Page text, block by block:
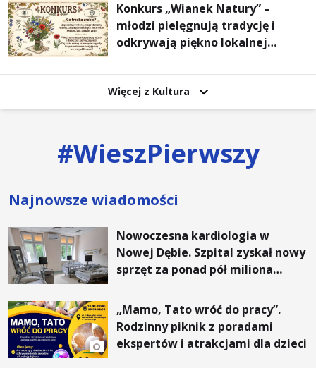
Konkurs „Wianek Natury” –
młodzi pielęgnują tradycję i
odkrywają piękno lokalnej
Więcej z Kultura
#WieszPierwszy
Najnowsze wiadomości
Nowoczesna kardiologia w
Nowej Dębie. Szpital zyskał nowy
sprzęt za ponad pół miliona
„Mamo, Tato wróć do pracy”.
Rodzinny piknik z poradami
ekspertów i atrakcjami dla dzieci